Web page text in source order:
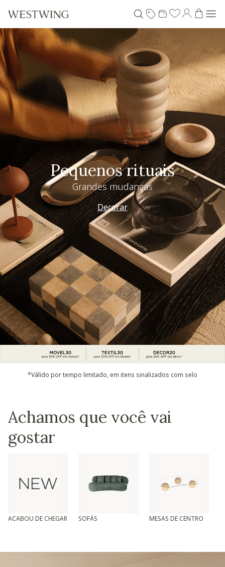
Pequenos rituais
Grandes mudanças
Decorar
*Válido por tempo limitado, em itens sinalizados com selo
Achamos que você vai
gostar
ACABOU DE CHEGAR SOFÁS MESAS DE CENTRO